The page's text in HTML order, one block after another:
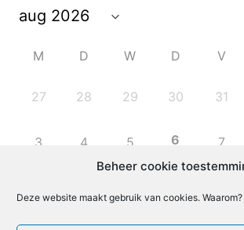
Beheer cookie
Deze website maakt gebruik van cookies. Waarom?
M D W D V
27 28 29 30 31
3 4 5 6 7